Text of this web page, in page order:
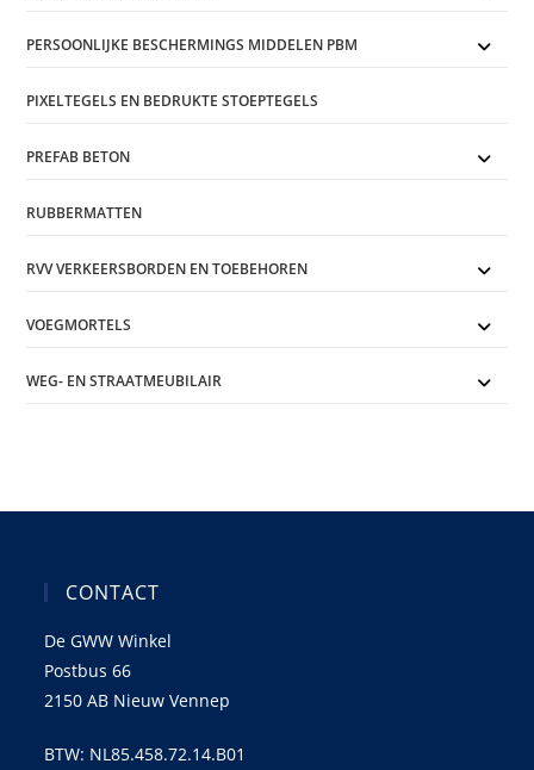
PERSOONLIJKE BESCHERMINGS MIDDELEN PBM
PIXELTEGELS EN BEDRUKTE STOEPTEGELS
PREFAB BETON
RUBBERMATTEN
RVV VERKEERSBORDEN EN TOEBEHOREN
VOEGMORTELS
WEG- EN STRAATMEUBILAIR
CONTACT
De GWW Winkel
Postbus 66
2150 AB Nieuw Vennep
BTW: NL85.458.72.14.B01